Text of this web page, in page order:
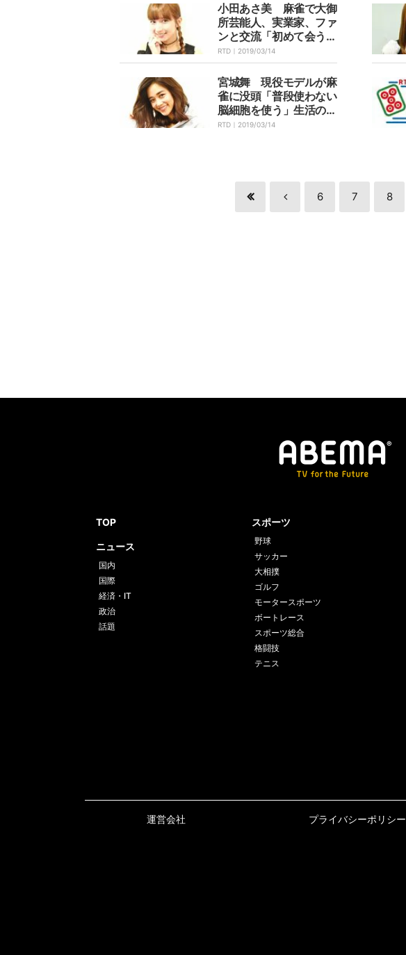
小田あさ美 麻雀で大御
所芸能人、実業家、ファ
ンと交流「初めて会う人
とも楽しめる」
RTD｜ 2019/03/14
宮城舞 現役モデルが麻
雀に没頭「普段使わない
脳細胞を使う」生活の刺
激に
RTD｜ 2019/03/14
6 7 8
TOP
ニュース
国内
国際
経済・IT
政治
話題
スポーツ
野球
サッカー
大相撲
ゴルフ
モータースポーツ
ボートレース
スポーツ総合
格闘技
テニス
運営会社 プライバシーポリシー